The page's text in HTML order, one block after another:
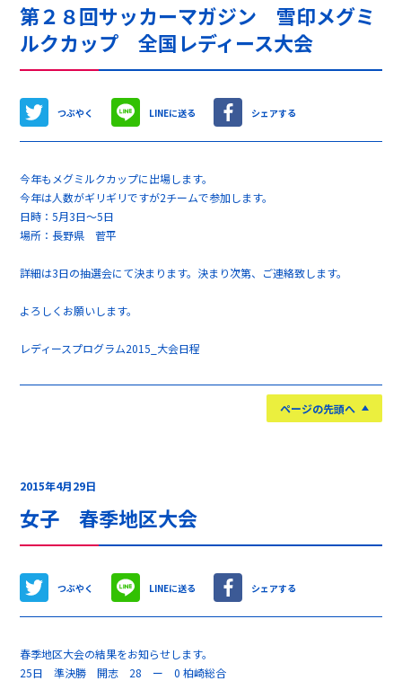
第２８回サッカーマガジン 雪印メグミ
ルクカップ 全国レディース大会
つぶやく LINEに送る シェアする
今年もメグミルクカップに出場します。
今年は人数がギリギリですが2チームで参加します。
日時：5月3日～5日
場所：長野県 菅平
詳細は3日の抽選会にて決まります。決まり次第、ご連絡致します。
よろしくお願いします。
レディースプログラム2015_大会日程
ページの先頭へ
2015年4月29日
女子 春季地区大会
つぶやく LINEに送る シェアする
春季地区大会の結果をお知らせします。
25日 準決勝 開志 28 ー 0 柏崎総合